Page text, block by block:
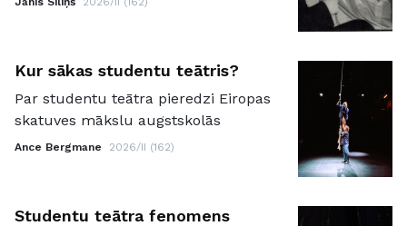
Kur sākas studentu teātris?
Par studentu teātra pieredzi Eiropas
skatuves mākslu augstskolās
Ance Bergmane 2026/II (162)
Studentu teātra fenomens